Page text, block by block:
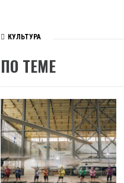
КУЛЬТУРА
ПО ТЕМЕ